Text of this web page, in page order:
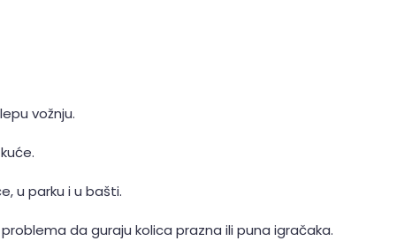
vožnju.
u parku i u bašti.
da guraju kolica prazna ili puna igračaka.